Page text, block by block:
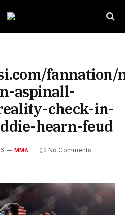
fannation/
aspinall-
check-in-
hearn-feud
MMA
No Comments